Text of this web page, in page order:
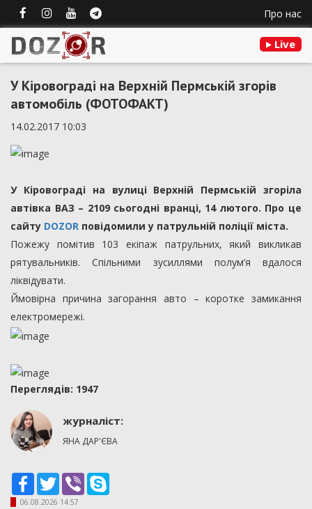
Про нас
Live
У Кіровограді на Верхній Пермській згорів
автомобіль (ФОТОФАКТ)
14.02.2017 10:03
У Кіровограді на вулиці Верхній Пермській згоріла
автівка ВАЗ – 2109 сьогодні вранці, 14 лютого. Про це
сайту DOZOR повідомили у патрульній поліції міста.
Пожежу помітив 103 екіпаж патрульних, який викликав
рятувальників. Спільними зусиллями полум’я вдалося
ліквідувати.
Ймовірна причина загорання авто – коротке замикання
електромережі.
Переглядiв: 1947
журналіст:
ЯНА ДАР'ЄВА
Facebook
TwitterViber
06.08.2026 14:57